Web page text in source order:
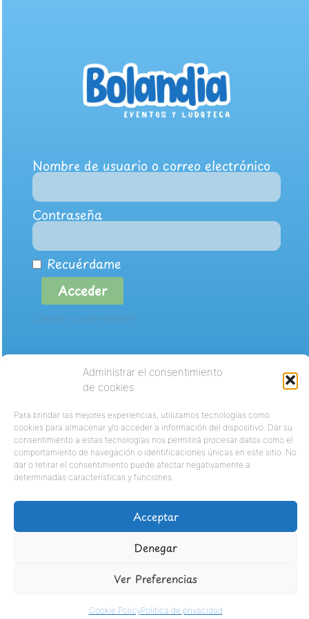
Administrar el consentimiento
de cookies
Para brindar las mejores experiencias, utilizamos tecnologías como
cookies para almacenar y/o acceder a información del dispositivo. Dar su
consentimiento a estas tecnologías nos permitirá procesar datos como el
comportamiento de navegación o identificaciones únicas en este sitio. No
dar o retirar el consentimiento puede afectar negativamente a
determinadas características y funciones.
Acceptar
Denegar
Ver Preferencias
Cookie PolicyPolítica de privacidad
Nombre de usuario o correo electrónico
Contraseña
Recuérdame
Acceder
¿Olvidó su contraseña?